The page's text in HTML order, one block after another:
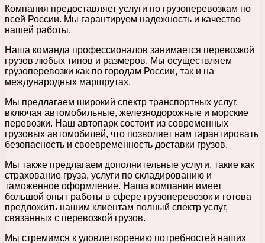
Компания предоставляет услуги по грузоперевозкам по
всей России. Мы гарантируем надежность и качество
нашей работы.
Наша команда профессионалов занимается перевозкой
грузов любых типов и размеров. Мы осуществляем
грузоперевозки как по городам России, так и на
международных маршрутах.
Мы предлагаем широкий спектр транспортных услуг,
включая автомобильные, железнодорожные и морские
перевозки. Наш автопарк состоит из современных
грузовых автомобилей, что позволяет нам гарантировать
безопасность и своевременность доставки грузов.
Мы также предлагаем дополнительные услуги, такие как
страхование груза, услуги по складированию и
таможенное оформление. Наша компания имеет
большой опыт работы в сфере грузоперевозок и готова
предложить нашим клиентам полный спектр услуг,
связанных с перевозкой грузов.
Мы стремимся к удовлетворению потребностей наших